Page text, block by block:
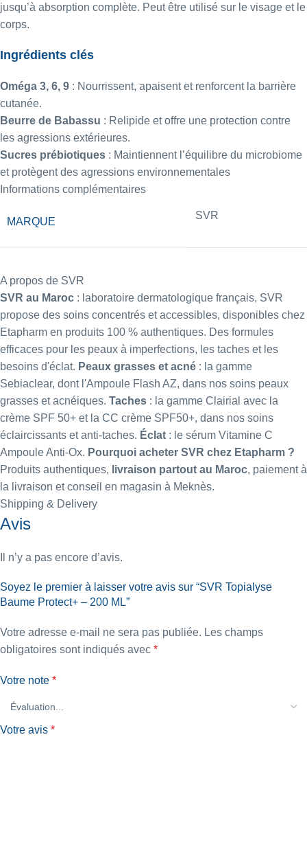
jusqu’à absorption complète. Peut être utilisé sur le visage et le
corps.
Ingrédients clés
Oméga 3, 6, 9 : Nourrissent, apaisent et renforcent la barrière
cutanée.
Beurre de Babassu : Relipide et offre une protection contre
les agressions extérieures.
Sucres prébiotiques : Maintiennent l’équilibre du microbiome
et protègent des agressions environnementales
Informations complémentaires
MARQUE
SVR
A propos de SVR
SVR au Maroc : laboratoire dermatologique français, SVR
propose des soins concentrés et accessibles, disponibles chez
Etapharm en produits 100 % authentiques. Des formules
efficaces pour les peaux à imperfections, les taches et les
besoins d'éclat. Peaux grasses et acné : la gamme
Sebiaclear, dont l'Ampoule Flash AZ, dans nos soins peaux
grasses et acnéiques. Taches : la gamme Clairial avec la
crème SPF 50+ et la CC crème SPF50+, dans nos soins
éclaircissants et anti-taches. Éclat : le sérum Vitamine C
Ampoule Anti-Ox. Pourquoi acheter SVR chez Etapharm ?
Produits authentiques, livraison partout au Maroc, paiement à
la livraison et conseil en magasin à Meknès.
Shipping & Delivery
Avis
Il n’y a pas encore d’avis.
Soyez le premier à laisser votre avis sur “SVR Topialyse
Baume Protect+ – 200 ML”
Votre adresse e-mail ne sera pas publiée. Les champs
obligatoires sont indiqués avec *
Votre note *
Votre avis *